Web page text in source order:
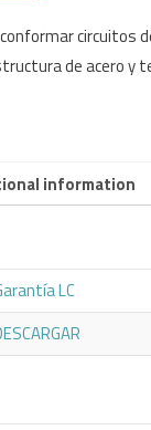
circuitos
de acero y
information
LC